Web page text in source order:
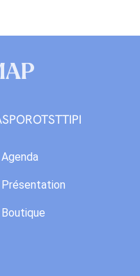
Agenda
Présentation
Boutique